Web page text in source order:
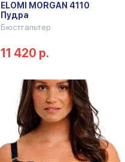
ELOMI MORGAN 4110
Пудра
Бюстгальтер
11 420 р.